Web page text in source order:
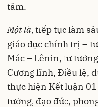
tâm.
Một là, tiếp tục làm
giáo dục chính trị –
Mác – Lênin, tư
Cương lĩnh, Điều lệ,
thực hiện Kết luận
tưởng, đạo đức,